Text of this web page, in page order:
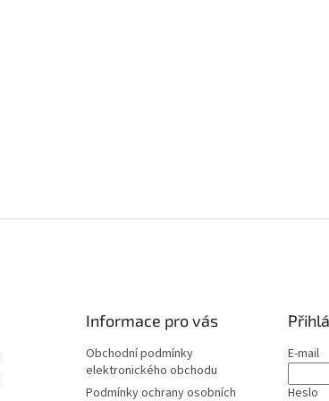
Informace pro vás
Obchodní podmínky
elektronického obchodu
Podmínky ochrany osobních
E-mail
Heslo